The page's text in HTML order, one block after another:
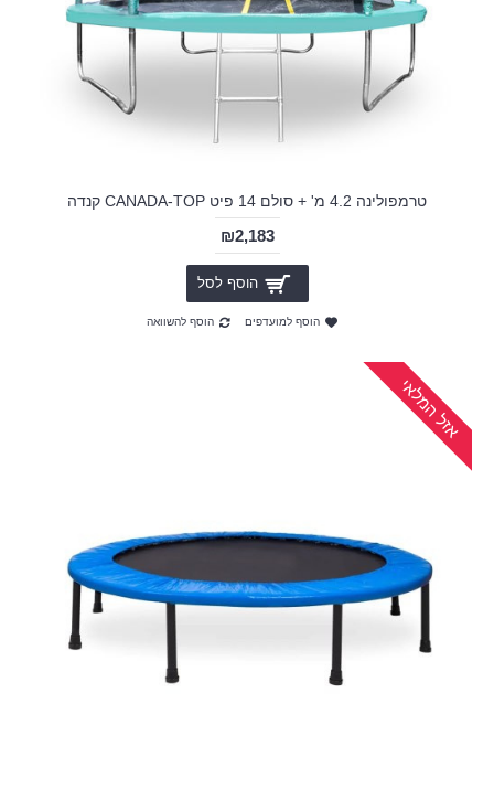
טרמפולינה 4.2 מ' + סולם 14 פיט CANADA-TOP קנדה
₪2,183
הוסף לסל
הוסף למועדפים הוסף להשוואה
אזל המלאי